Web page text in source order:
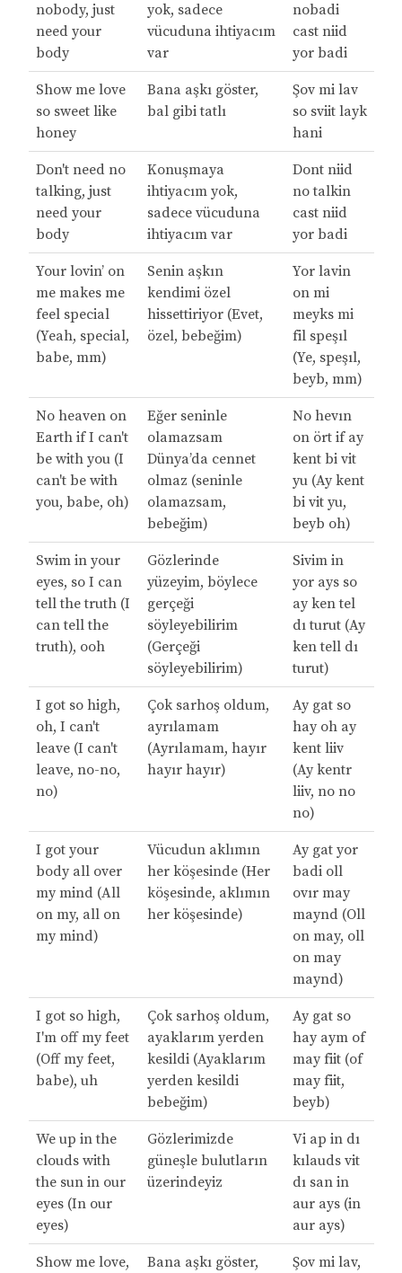
nobody, just
need your
body
yok, sadece
vücuduna ihtiyacım
var
nobadi
cast niid
yor badi
Show me love
so sweet like
honey
Bana aşkı göster,
bal gibi tatlı
Şov mi lav
so sviit layk
hani
Don't need no
talking, just
need your
body
Konuşmaya
ihtiyacım yok,
sadece vücuduna
ihtiyacım var
Dont niid
no talkin
cast niid
yor badi
Your lovin’ on
me makes me
feel special
(Yeah, special,
babe, mm)
Senin aşkın
kendimi özel
hissettiriyor (Evet,
özel, bebeğim)
Yor lavin
on mi
meyks mi
fil speşıl
(Ye, speşıl,
beyb, mm)
No heaven on
Earth if I can't
be with you (I
can't be with
you, babe, oh)
Eğer seninle
olamazsam
Dünya’da cennet
olmaz (seninle
olamazsam,
bebeğim)
No hevın
on ört if ay
kent bi vit
yu (Ay kent
bi vit yu,
beyb oh)
Swim in your
eyes, so I can
tell the truth (I
can tell the
truth), ooh
Gözlerinde
yüzeyim, böylece
gerçeği
söyleyebilirim
(Gerçeği
söyleyebilirim)
Sivim in
yor ays so
ay ken tel
dı turut (Ay
ken tell dı
turut)
I got so high,
oh, I can't
leave (I can't
leave, no-no,
no)
Çok sarhoş oldum,
ayrılamam
(Ayrılamam, hayır
hayır hayır)
Ay gat so
hay oh ay
kent liiv
(Ay kentr
liiv, no no
no)
I got your
body all over
my mind (All
on my, all on
my mind)
Vücudun aklımın
her köşesinde (Her
köşesinde, aklımın
her köşesinde)
Ay gat yor
badi oll
ovır may
maynd (Oll
on may, oll
on may
maynd)
I got so high,
I'm off my feet
(Off my feet,
babe), uh
Çok sarhoş oldum,
ayaklarım yerden
kesildi (Ayaklarım
yerden kesildi
bebeğim)
Ay gat so
hay aym of
may fiit (of
may fiit,
beyb)
We up in the
clouds with
the sun in our
eyes (In our
eyes)
Gözlerimizde
güneşle bulutların
üzerindeyiz
Vi ap in dı
kılauds vit
dı san in
aur ays (in
aur ays)
Show me love,
Bana aşkı göster,
Şov mi lav,